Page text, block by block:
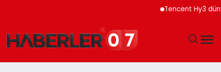
Tencent Hy3 dünya